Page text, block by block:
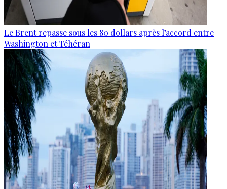
Le Brent repasse sous les 80 dollars après l’accord entre
Washington et Téhéran